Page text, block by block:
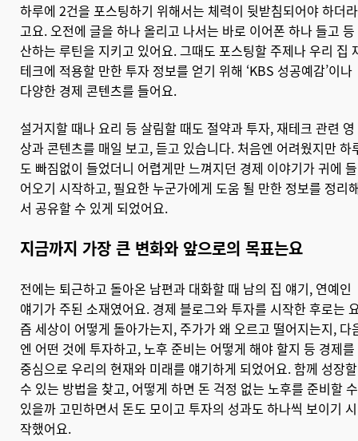
하루에 2건을 포스팅하기 위해서는 체력이 뒷받침되어야 하더라
고요. 오전에 글을 하나 올리고 나서는 바로 이어폰 하나 들고 등
산하는 루틴을 지키고 있어요. 그때도 포스팅할 주제나 우리 집
테크에 적용할 만한 투자 정보를 얻기 위해 ‘KBS 성공예감’이나
다양한 경제 콘텐츠를 들어요.
설거지할 때나 요리 등 살림할 때도 절약과 투자, 재테크 관련 영
상과 콘텐츠를 매일 보고, 듣고 있습니다. 처음엔 어려웠지만 하
도 빠짐없이 들었더니 어렵게만 느껴지던 경제 이야기가 귀에 들
어오기 시작하고, 필요한 누군가에게 도움 될 만한 정보를 정리
서 공유할 수 있게 되었어요.
지금까지 가장 큰 변화와 앞으로의 목표는요
전에는 퇴근하고 돌아온 남편과 대화할 때 남의 집 얘기, 연예인
얘기가 주된 소재였어요. 경제 블로그와 투자를 시작한 후로는
즘 세상이 어떻게 돌아가는지, 주가가 왜 오르고 떨어지는지, 다
엔 어떤 것에 투자하고, 노후 준비는 어떻게 해야 할지 등 경제를
중심으로 우리의 현재와 미래를 얘기하게 되었어요. 함께 성장할
수 있는 방법을 찾고, 어떻게 하면 돈 걱정 없는 노후를 준비할 수
있을까 고민하면서 돈도 모이고 투자의 성과도 하나씩 보이기 시
작했어요.